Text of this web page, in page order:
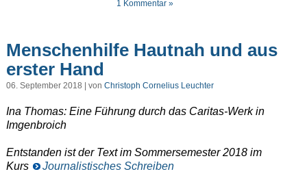
1 Kommentar »
Menschenhilfe Hautnah und aus
erster Hand
06. September 2018 | von Christoph Cornelius Leuchter
Ina Thomas: Eine Führung durch das Caritas-Werk in
Imgenbroich
Entstanden ist der Text im Sommersemester 2018 im
Kurs
Journalistisches Schreiben